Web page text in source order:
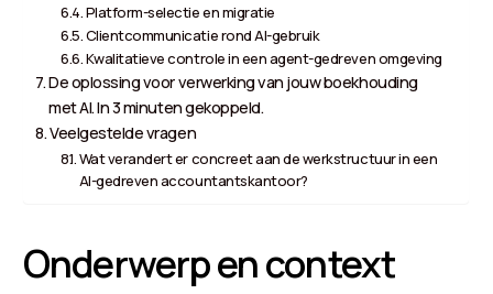
Platform-selectie en migratie
Clientcommunicatie rond AI-gebruik
Kwalitatieve controle in een agent-gedreven omgeving
De oplossing voor verwerking van jouw boekhouding
met AI. In 3 minuten gekoppeld.
Veelgestelde vragen
Wat verandert er concreet aan de werkstructuur in een
AI-gedreven accountantskantoor?
Onderwerp en context